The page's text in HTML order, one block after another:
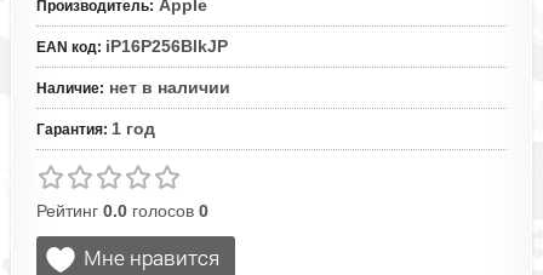
Производитель: Apple
EAN код: iP16P256BlkJP
Наличие: нет в наличии
Гарантия: 1 год
Рейтинг 0.0голосов 0